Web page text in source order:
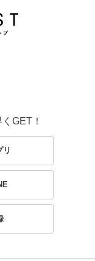
GET！
リ